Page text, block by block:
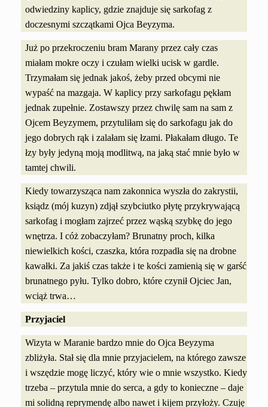
odwiedziny kaplicy, gdzie znajduje się sarkofag z
doczesnymi szczątkami Ojca Beyzyma.
Już po przekroczeniu bram Marany przez cały czas
miałam mokre oczy i czułam wielki ucisk w gardle.
Trzymałam się jednak jakoś, żeby przed obcymi nie
wypaść na mazgaja. W kaplicy przy sarkofagu pękłam
jednak zupełnie. Zostawszy przez chwilę sam na sam z
Ojcem Beyzymem, przytuliłam się do sarkofagu jak do
jego dobrych rąk i zalałam się łzami. Płakałam długo. Te
łzy były jedyną moją modlitwą, na jaką stać mnie było w
tamtej chwili.
Kiedy towarzysząca nam zakonnica wyszła do zakrystii,
ksiądz (mój kuzyn) zdjął szybciutko płytę przykrywającą
sarkofag i mogłam zajrzeć przez wąską szybkę do jego
wnętrza. I cóż zobaczyłam? Brunatny proch, kilka
niewielkich kości, czaszka, która rozpadła się na drobne
kawałki. Za jakiś czas także i te kości zamienią się w garść
brunatnego pyłu. Tylko dobro, które czynił Ojciec Jan,
wciąż trwa…
Przyjaciel
Wizyta w Maranie bardzo mnie do Ojca Beyzyma
zbliżyła. Stał się dla mnie przyjacielem, na którego zawsze
i wszędzie mogę liczyć, który wie o mnie wszystko. Kiedy
trzeba – przytula mnie do serca, a gdy to konieczne – daje
mi solidną reprymendę albo nawet i kijem przyłoży. Czuję